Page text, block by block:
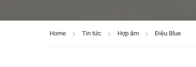
Home Tin tức Hợp âm Điệu Blue